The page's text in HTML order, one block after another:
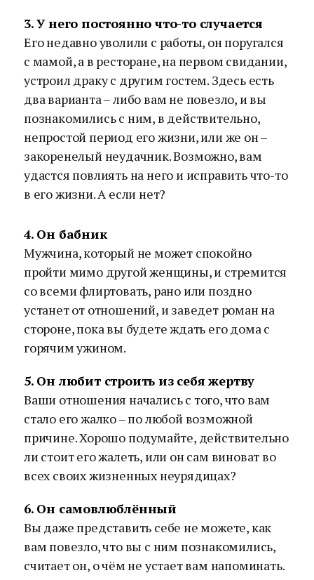
3. У него постоянно что-то случается
Его недавно уволили с работы, он поругался
с мамой, а в ресторане, на первом свидании,
устроил драку с другим гостем. Здесь есть
два варианта – либо вам не повезло, и вы
познакомились с ним, в действительно,
непростой период его жизни, или же он –
закоренелый неудачник. Возможно, вам
удастся повлиять на него и исправить что-то
в его жизни. А если нет?
4. Он бабник
Мужчина, который не может спокойно
пройти мимо другой женщины, и стремится
со всеми флиртовать, рано или поздно
устанет от отношений, и заведет роман на
стороне, пока вы будете ждать его дома с
горячим ужином.
5. Он любит строить из себя жертву
Ваши отношения начались с того, что вам
стало его жалко – по любой возможной
причине. Хорошо подумайте, действительно
ли стоит его жалеть, или он сам виноват во
всех своих жизненных неурядицах?
6. Он самовлюблённый
Вы даже представить себе не можете, как
вам повезло, что вы с ним познакомились,
считает он, о чём не устает вам напоминать.